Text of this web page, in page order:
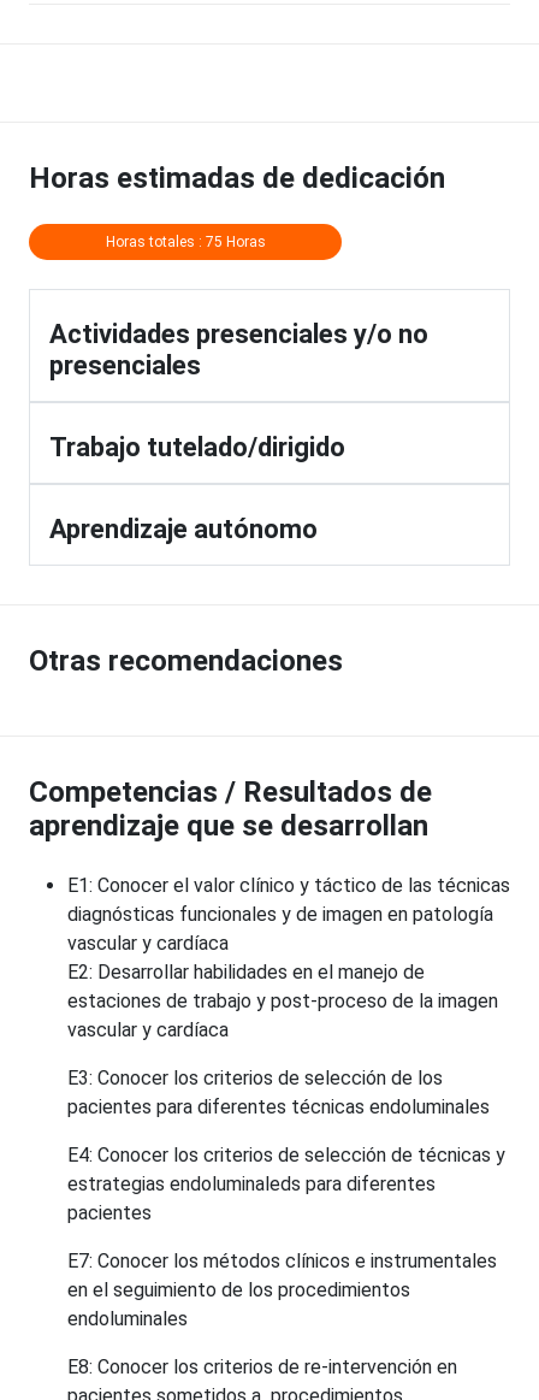
Horas estimadas de dedicación
Horas totales : 75 Horas
Actividades presenciales y/o no
presenciales
Trabajo tutelado/dirigido
Aprendizaje autónomo
Otras recomendaciones
Competencias / Resultados de
aprendizaje que se desarrollan
E1: Conocer el valor clínico y táctico de las técnicas
diagnósticas funcionales y de imagen en patología
vascular y cardíaca
E2: Desarrollar habilidades en el manejo de
estaciones de trabajo y post-proceso de la imagen
vascular y cardíaca
E3: Conocer los criterios de selección de los
pacientes para diferentes técnicas endoluminales
E4: Conocer los criterios de selección de técnicas y
estrategias endoluminaleds para diferentes
pacientes
E7: Conocer los métodos clínicos e instrumentales
en el seguimiento de los procedimientos
endoluminales
E8: Conocer los criterios de re-intervención en